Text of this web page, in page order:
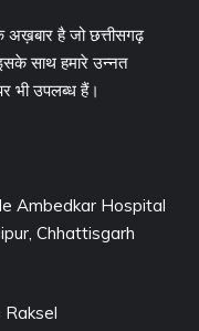
अख़बार है जो छत्तीसगढ़
साथ हमारे उन्नत
भी उपलब्ध हैं।
Ambedkar Hospital
Chhattisgarh
Raksel